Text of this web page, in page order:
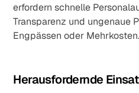
erfordern schnelle
Transparenz und ungenaue
Engpässen oder Mehrkosten.
Herausfordernde